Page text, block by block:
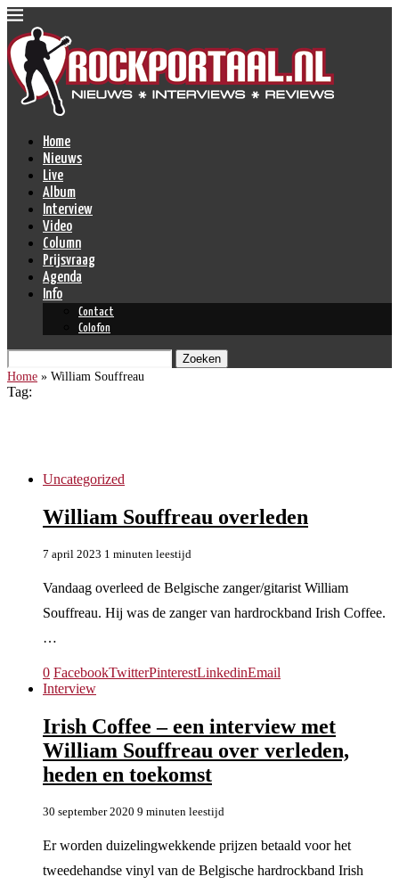
Home
Nieuws
Live
Album
Interview
Video
Column
Prijsvraag
Agenda
Info
Contact
Colofon
Zoeken
Home » William Souffreau
Tag:
Uncategorized
William Souffreau overleden
7 april 2023 1 minuten leestijd
Vandaag overleed de Belgische zanger/gitarist William
Souffreau. Hij was de zanger van hardrockband Irish Coffee.
…
0 FacebookTwitterPinterestLinkedinEmail
Interview
Irish Coffee – een interview met
William Souffreau over verleden,
heden en toekomst
30 september 2020 9 minuten leestijd
Er worden duizelingwekkende prijzen betaald voor het
tweedehandse vinyl van de Belgische hardrockband Irish